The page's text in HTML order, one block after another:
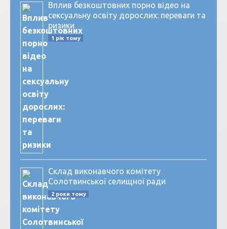
Вплив безкоштовних порно відео на
сексуальну освіту дорослих: переваги та
ризики
1 рік тому
Склад виконавчого комітету
Солотвинської селищної ради
2 роки тому